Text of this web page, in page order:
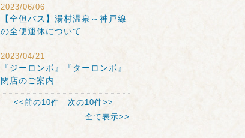
2023/06/06
【全但バス】湯村温泉～神戸線
の全便運休について
2023/04/21
『ジーロンボ』『ターロンボ』
閉店のご案内
<<前の10件
次の10件>>
全て表示>>